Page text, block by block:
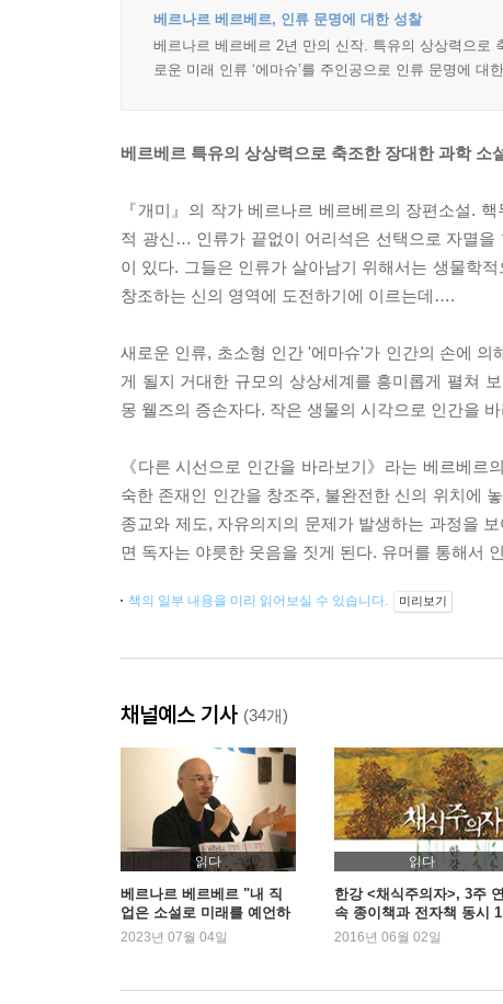
베르나르 베르베르, 인류 문명에 대한 성찰
베르나르 베르베르 2년 만의 신작. 특유의 상상력으로
로운 미래 인류 ‘에마슈’를 주인공으로 인류 문명에 대
베르베르 특유의 상상력으로 축조한 장대한 과학 소
『개미』의 작가 베르나르 베르베르의 장편소설.
적 광신… 인류가 끝없이 어리석은 선택으로 자멸을
이 있다. 그들은 인류가 살아남기 위해서는 생물학
창조하는 신의 영역에 도전하기에 이르는데….
새로운 인류, 초소형 인간 '에마슈'가 인간의 손에
게 될지 거대한 규모의 상상세계를 흥미롭게 펼쳐
몽 웰즈의 증손자다. 작은 생물의 시각으로 인간을
《다른 시선으로 인간을 바라보기》라는 베르베
숙한 존재인 인간을 창조주, 불완전한 신의 위치에
종교와 제도, 자유의지의 문제가 발생하는 과정을
면 독자는 야릇한 웃음을 짓게 된다. 유머를 통해서
책의 일부 내용을 미리 읽어보실 수 있습니다. 미리보기
채널예스 기사 (34개)
읽다
베르나르 베르베르 "내 직
업은 소설로 미래를 예언하
는 것"
2023년 07월 04일
읽다
한강 <채식주의자>, 3주 연
속 종이책과 전자책 동시 1
위
2016년 06월 02일